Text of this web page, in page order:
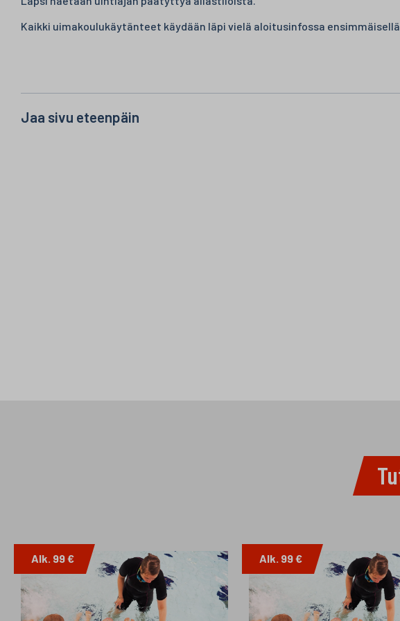
Kaikki uimakoulukäytänteet käydään läpi vielä aloitusinfossa
Jaa sivu eteenpäin
Alk. 99 € Alk. 99 €